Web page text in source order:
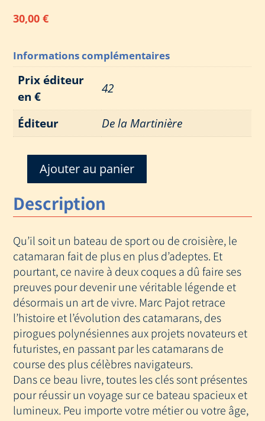
30,00€
Informations complémentaires
Prix éditeur
en €
42
Éditeur De la Martinière
quantité
CATAMARANS
UN
DE
VIVRE
Ajouter au panier
Description
Qu’il soit un bateau de sport ou de croisière, le
catamaran fait de plus en plus d’adeptes. Et
pourtant, ce navire à deux coques a dû faire ses
preuves pour devenir une véritable légende et
désormais un art de vivre. Marc Pajot retrace
l’histoire et l’évolution des catamarans, des
pirogues polynésiennes aux projets novateurs et
futuristes, en passant par les catamarans de
course des plus célèbres navigateurs.
Dans ce beau livre, toutes les clés sont présentes
pour réussir un voyage sur ce bateau spacieux et
lumineux. Peu importe votre métier ou votre âge,